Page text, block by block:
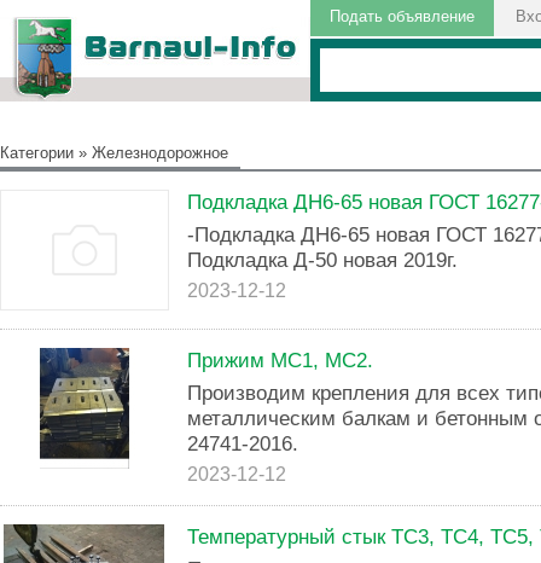
Подать объявление
Категории » Железнодорожное
Подкладка ДН6-65 новая ГОСТ
-Подкладка ДН6-65 новая ГОСТ
Подкладка Д-50 новая 2019г.
2023-12-12
Прижим МС1, МС2.
Производим крепления для всех
металлическим балкам и
24741-2016.
2023-12-12
Температурный стык ТС3, ТС4, ТС5,